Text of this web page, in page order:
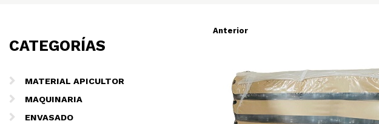
CATEGORÍAS
MATERIAL APICULTOR
MAQUINARIA
ENVASADO
Anterior